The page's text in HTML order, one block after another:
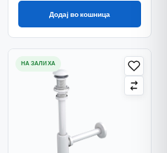
Додај во кошница
НА ЗАЛИХА